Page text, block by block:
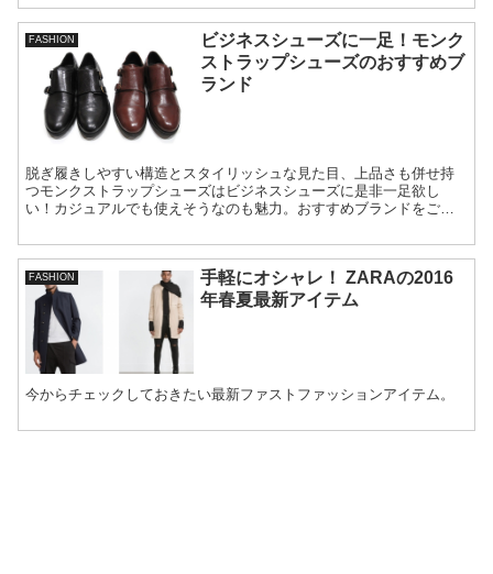
FASHION
ビジネスシューズに一足！モンク
ストラップシューズのおすすめブ
ランド
脱ぎ履きしやすい構造とスタイリッシュな見た目、上品さも併せ持
つモンクストラップシューズはビジネスシューズに是非一足欲し
い！カジュアルでも使えそうなのも魅力。おすすめブランドをご紹
FASHION
手軽にオシャレ！ ZARAの2016
年春夏最新アイテム
今からチェックしておきたい最新ファストファッションアイテム。